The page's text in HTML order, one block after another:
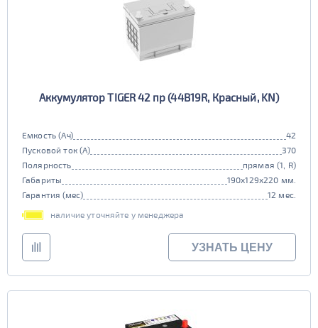
Аккумулятор TIGER 42 пр (44B19R, Красный, KN)
Емкость (Ач)
42
Пусковой ток (А)
370
Полярность
прямая (1, R)
Габариты
190x129x220 мм.
Гарантия (мес)
12 мес.
наличие уточняйте у менеджера
УЗНАТЬ ЦЕНУ